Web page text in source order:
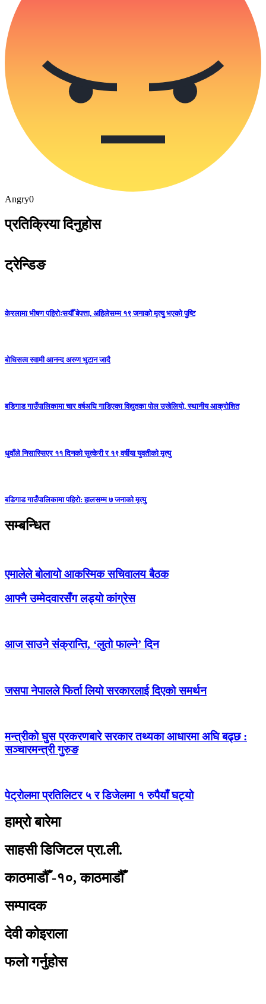
Angry0
प्रतिक्रिया दिनुहोस
ट्रेन्डिङ
केरलामा भीषण पहिरोःसयौँ बेपत्ता, अहिलेसम्म १९ जनाको मृत्यु भएको पुष्टि
बोधिसत्व स्वामी आनन्द अरुण भुटान जादै
बडिगाड गाउँपालिकामा चार वर्षअघि गाडिएका विद्युतका पोल उखेलियो, स्थानीय आक्रोशित
धुवाँले निसास्सिएर ११ दिनको सुत्केरी र १९ वर्षीया युवतीको मृत्यु
बडिगाड गाउँपालिकामा पहिरो: हालसम्म ७ जनाको मृत्यु
सम्बन्धित
एमालेले बोलायो आकस्मिक सचिवालय बैठक
आफ्नै उम्मेदवारसँग लड्यो कांग्रेस
आज साउने संक्रान्ति, ‘लुतो फाल्ने’ दिन
जसपा नेपालले फिर्ता लियो सरकारलाई दिएको समर्थन
मन्त्रीको घुस प्रकरणबारे सरकार तथ्यका आधारमा अघि बढ्छ :
सञ्चारमन्त्री गुरुङ
पेट्राेलमा प्रतिलिटर ५ र डिजेलमा १ रुपैयाँ घट्यो
हाम्रो बारेमा
साहसी डिजिटल प्रा.ली.
काठमाडौँ -१०, काठमाडौँ
सम्पादक
देवी कोइराला
फलो गर्नुहोस